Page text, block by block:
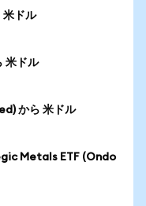
ドル
米ドル
から 米ドル
Metals ETF (Ondo